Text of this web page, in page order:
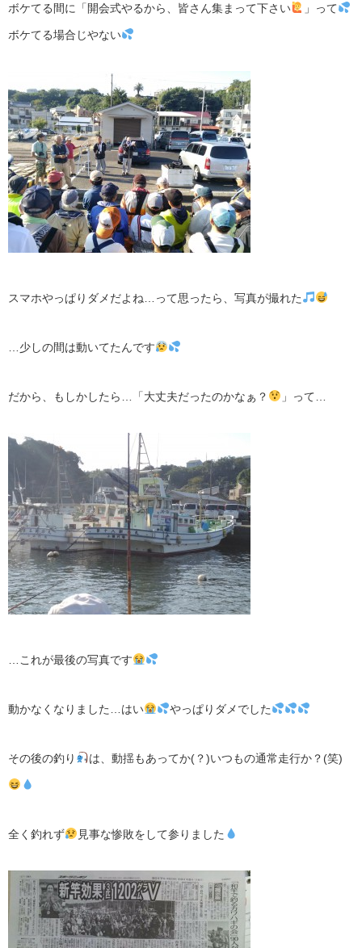
ボケてる間に「開会式やるから、皆さん集まって下さい 」って
ボケてる場合じやない
スマホやっぱりダメだよね…って思ったら、写真が撮れた
…少しの間は動いてたんです
だから、もしかしたら…「大丈夫だったのかなぁ？ 」って…
…これが最後の写真です
動かなくなりました…はい やっぱりダメでした
その後の釣り は、動揺もあってか(？)いつもの通常走行か？(笑)
全く釣れず 見事な惨敗をして参りました